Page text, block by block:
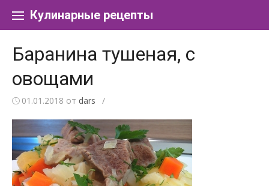
Кулинарные рецепты
Баранина тушеная, с
овощами
01.01.2018 от dars /